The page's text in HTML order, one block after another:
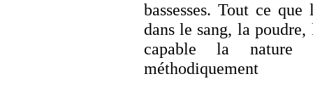
bassesses. Tout ce
dans le sang, la
capable la nature
méthodiquement